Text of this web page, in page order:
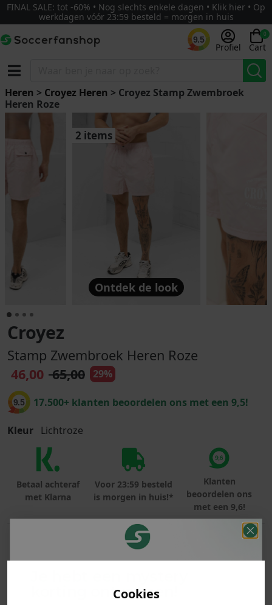
Cookies
FINAL SALE: tot -60% • Nog slechts enkele dagen • Klik hier • Op
werkdagen vóór 23:59 besteld = morgen in huis
9.5
Profiel
0
Cart
Heren > Croyez Heren > Croyez Stamp Zwembroek
Heren Roze
2 items
Ontdek de look
Croyez
Stamp Zwembroek Heren Roze
46,00 65,00 29%
9.5 17.500+ klanten beoordelen ons met een 9,5!
Kleur Lichtroze
Betaal achteraf
met Klarna
Voor 23:59 besteld
is morgen in huis!*
Klanten
beoordelen ons
met een 9,6!
PRODUCTINFORMATIE
korting ontvangen!